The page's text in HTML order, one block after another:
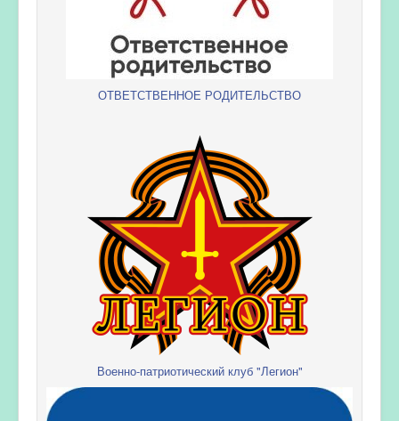
ОТВЕТСТВЕННОЕ РОДИТЕЛЬСТВО
Военно-патриотический клуб "Легион"